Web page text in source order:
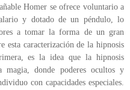
Homer se ofrece voluntario a
y dotado de un péndulo, lo
a tomar la forma de un gran
esta caracterización de la hipnosis
es la idea que la hipnosis
donde poderes ocultos y
con capacidades especiales.